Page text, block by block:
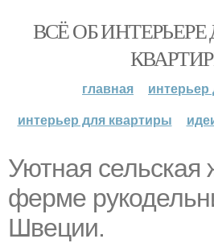
ВСЁ ОБ
главная
интерьер для квартиры
Уютная сельская
ферме
Швеции.